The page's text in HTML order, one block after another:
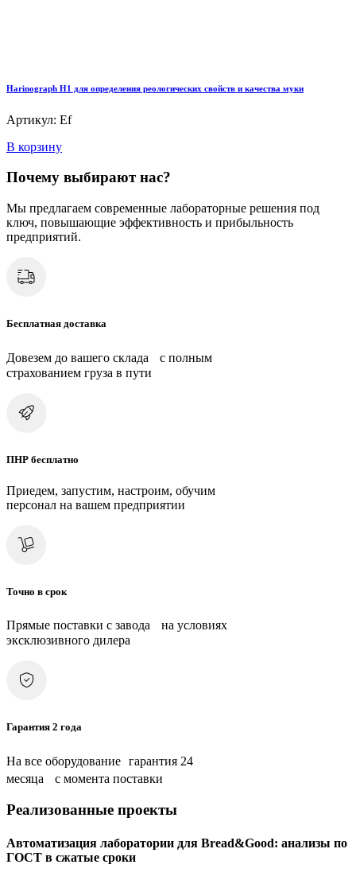
Harinograph Н1 для определения реологических свойств и качества муки
Артикул: Ef
В корзину
Почему выбирают нас?
Мы предлагаем современные лабораторные решения под
ключ, повышающие эффективность и прибыльность
предприятий.
Бесплатная доставка
Довезем до вашего склада с полным
страхованием груза в пути
ПНР бесплатно
Приедем, запустим, настроим, обучим
персонал на вашем предприятии
Точно в срок
Прямые поставки с завода на условиях
эксклюзивного дилера
Гарантия 2 года
На все оборудование гарантия 24
месяца с момента поставки
Реализованные проекты
Автоматизация лаборатории для Bread&Good: анализы по
ГОСТ в сжатые сроки